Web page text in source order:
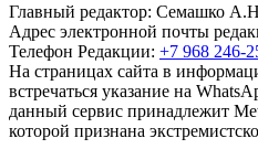
Главный редактор: Семашко
Адрес электронной почты
Телефон Редакции: +7 968 246-
На страницах сайта в
встречаться указание на
данный сервис принадлежит
которой признана